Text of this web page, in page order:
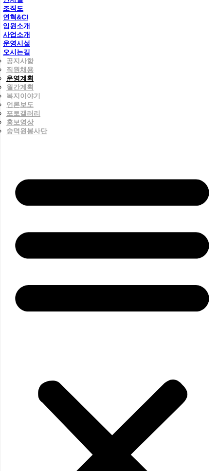
조직도
연혁&CI
임원소개
사업소개
운영시설
오시는길
공지사항
직원채용
운영계획
월간계획
복지이야기
언론보도
포토갤러리
홍보영상
숭덕원봉사단